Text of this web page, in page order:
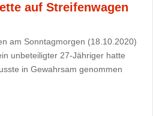
auf Streifenwagen
am Sonntagmorgen (18.10.2020)
unbeteiligter 27-Jähriger hatte
in Gewahrsam genommen